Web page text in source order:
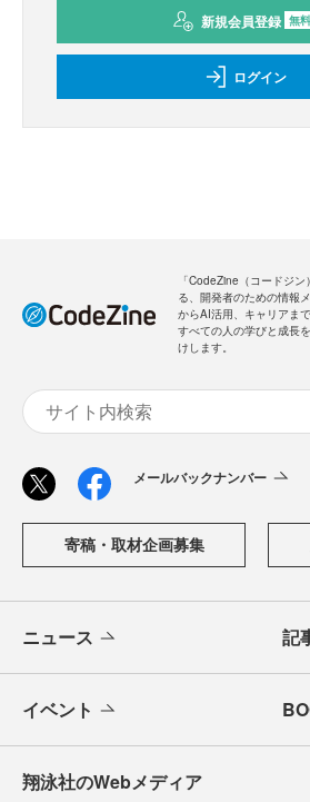
新規会員登録 無料
ログイン
「CodeZine（コードジ
る、開発者のための情報
からAI活用、キャリアま
すべての人の学びと成長
けします。
メールバックナンバー
寄稿・取材企画募集
ニュース 記
イベント
翔泳社のWebメディア